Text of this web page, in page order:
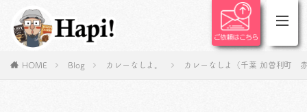
HOME Blog カレーなしよ。 カレーなしよ（千葉 加曽利町